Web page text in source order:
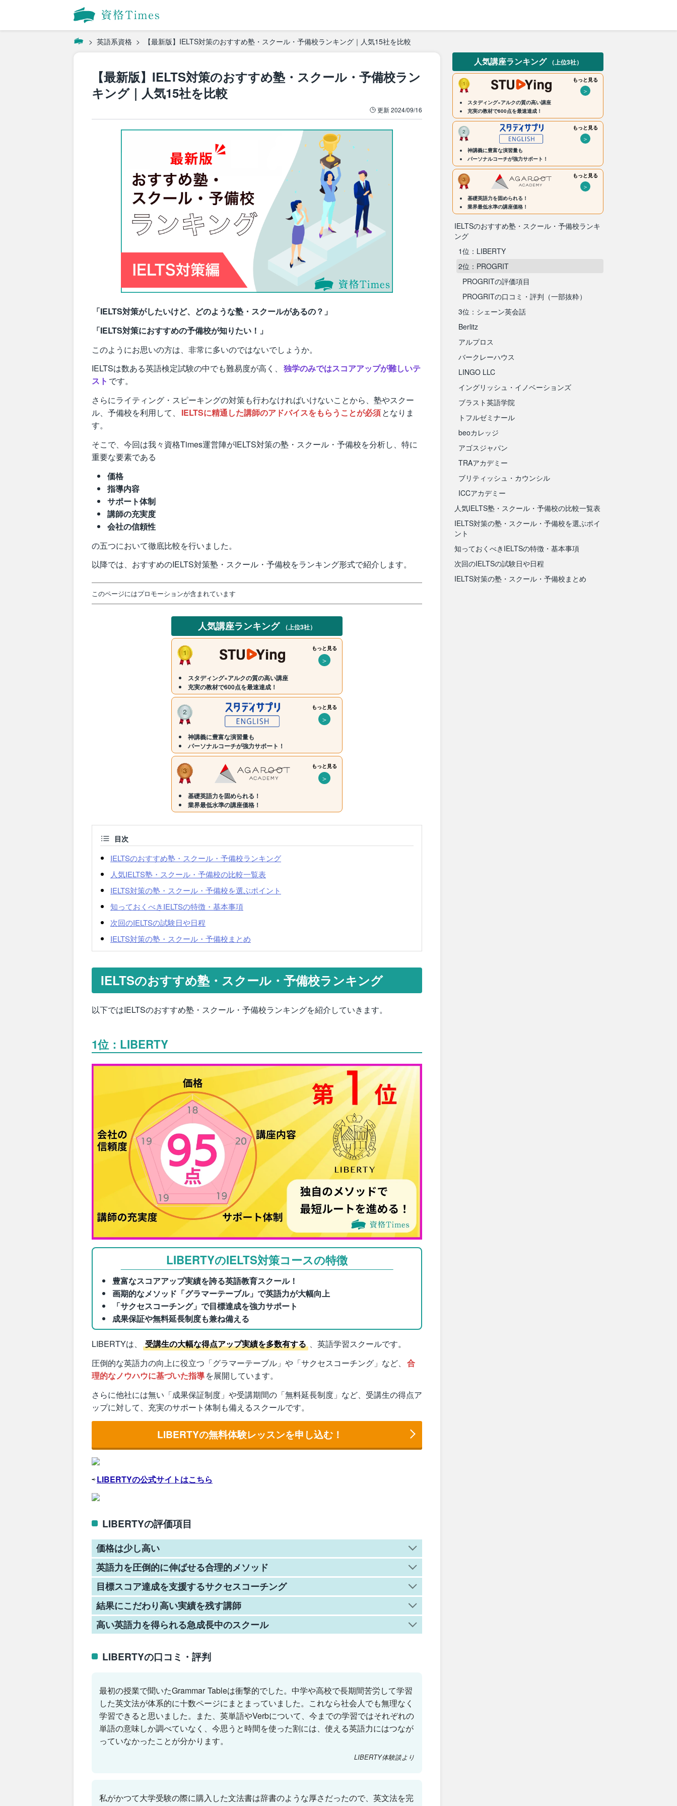
英語系資格 【最新版】IELTS対策のおすすめ塾・スクール・予備校ランキング｜人気15社を比較
【最新版】IELTS対策のおすすめ塾・スクール・予備校ラン
キング｜人気15社を比較
更新2024/09/16
「IELTS対策がしたいけど、どのような塾・スクールがあるの？」
「IELTS対策におすすめの予備校が知りたい！」
このようにお思いの方は、非常に多いのではないでしょうか。
IELTSは数ある英語検定試験の中でも難易度が高く、 独学のみではスコアアップが難しいテ
スト です。
さらにライティング・スピーキングの対策も行わなければいけないことから、塾やスクー
ル、予備校を利用して、
IELTSに精通した講師のアドバイスをもらうことが必須となりま
す。
そこで、今回は我々資格Times運営陣がIELTS対策の塾・スクール・予備校を分析し、特に
重要な要素である
価格
指導内容
サポート体制
講師の充実度
会社の信頼性
の五つにおいて徹底比較を行いました。
以降では、おすすめのIELTS対策塾・スクール・予備校をランキング形式で紹介します。
このページにはプロモーションが含まれています
人気講座ランキング （上位3社）
もっと見る
＞
スタディング×アルクの質の高い講座
充実の教材で600点を最速達成！
もっと見る
＞
神講義に豊富な演習量も
パーソナルコーチが強力サポート！
もっと見る
＞
基礎英語力を固められる！
業界最低水準の講座価格！
目次
IELTSのおすすめ塾・スクール・予備校ランキング
人気IELTS塾・スクール・予備校の比較一覧表
IELTS対策の塾・スクール・予備校を選ぶポイント
知っておくべきIELTSの特徴・基本事項
次回のIELTSの試験日や日程
IELTS対策の塾・スクール・予備校まとめ
IELTSのおすすめ塾・スクール・予備校ランキング
以下ではIELTSのおすすめ塾・スクール・予備校ランキングを紹介していきます。
1位：LIBERTY
LIBERTYのIELTS対策コースの特徴
豊富なスコアアップ実績を誇る英語教育スクール！
画期的なメソッド「グラマーテーブル」で英語力が大幅向上
「サクセスコーチング」で目標達成を強力サポート
成果保証や無料延長制度も兼ね備える
LIBERTYは、 受講生の大幅な得点アップ実績を多数有する 、英語学習スクールです。
圧倒的な英語力の向上に役立つ「グラマーテーブル」や「サクセスコーチング」など、 合
理的なノウハウに基づいた指導を展開しています。
さらに他社には無い「成果保証制度」や受講期間の「無料延長制度」など、受講生の得点ア
ップに対して、充実のサポート体制も備えるスクールです。
LIBERTYの無料体験レッスンを申し込む！
⇨LIBERTYの公式サイトはこちら
LIBERTYの評価項目
価格は少し高い
英語力を圧倒的に伸ばせる合理的メソッド
目標スコア達成を支援するサクセスコーチング
結果にこだわり高い実績を残す講師
高い英語力を得られる急成長中のスクール
LIBERTYの口コミ・評判
最初の授業で聞いたGrammar Tableは衝撃的でした。中学や高校で長期間苦労して学習
した英文法が体系的に十数ページにまとまっていました。これなら社会人でも無理なく
学習できると思いました。また、英単語やVerbについて、今までの学習ではそれぞれの
単語の意味しか調べていなく、今思うと時間を使った割には、使える英語力にはつなが
っていなかったことが分かります。
LIBERTY体験談より
私がかつて大学受験の際に購入した文法書は辞書のような厚さだったので、英文法を完
人気講座ランキング （上位3社）
もっと見る
＞
スタディング×アルクの質の高い講座
充実の教材で600点を最速達成！
もっと見る
＞
神講義に豊富な演習量も
パーソナルコーチが強力サポート！
もっと見る
＞
基礎英語力を固められる！
業界最低水準の講座価格！
IELTSのおすすめ塾・スクール・予備校ランキ
ング
1位：LIBERTY
2位：PROGRIT
PROGRITの評価項目
PROGRITの口コミ・評判（一部抜粋）
3位：シェーン英会話
Berlitz
アルプロス
バークレーハウス
LINGO LLC
イングリッシュ・イノベーションズ
ブラスト英語学院
トフルゼミナール
beoカレッジ
アゴスジャパン
TRAアカデミー
ブリティッシュ・カウンシル
ICCアカデミー
人気IELTS塾・スクール・予備校の比較一覧表
IELTS対策の塾・スクール・予備校を選ぶポイ
ント
知っておくべきIELTSの特徴・基本事項
次回のIELTSの試験日や日程
IELTS対策の塾・スクール・予備校まとめ